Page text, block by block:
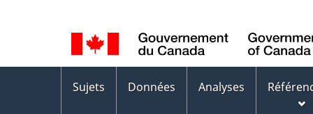
de
la
langue
des
Sujets Données Analyses